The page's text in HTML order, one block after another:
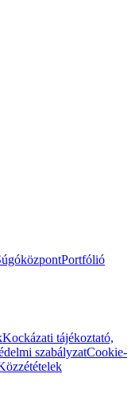
Portfólió
Kockázati tájékoztató,
szabályzatCookie-